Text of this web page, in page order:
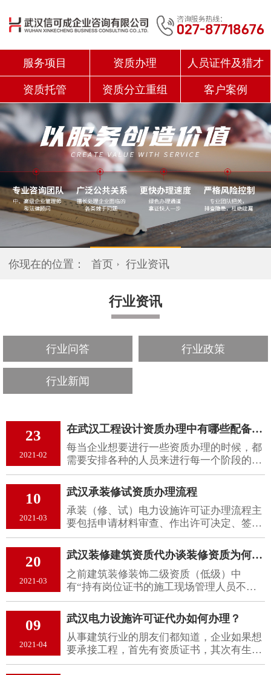
服务项目 资质办理 人员证件及猎才
资质托管 资质分立重组 客户案例
你现在的位置： 首页 行业资讯
行业资讯
行业问答 行业政策
行业新闻
23
2021-02
在武汉工程设计资质办理中有哪些配备人员?
每当企业想要进行一些资质办理的时候，都
需要安排各种的人员来进行每一个阶段的操
作，而这些操作人员都是具有一定资历的人
员，他们会将自己负责的部分较好的完成
好，接下来我们就来看一下在武汉工程设计
资质办理中企业需得具备哪些配备人员。
10
2021-03
武汉承装修试资质办理流程
承装（修、试）电力设施许可证办理流程主
要包括申请材料审查、作出许可决定、签发
许可决定书三个环节。商祺企业管理咨询有
限公司拥有丰富的资源优势和专业团队,为企
业的各种需求提供多元化的资质代办,全程专
员跟进，以好的服务，较快的速度交付所
托。
20
2021-03
武汉装修建筑资质代办谈装修资质为何办理这么难
之前建筑装修装饰二级资质（低级）中
有“持有岗位证书的施工现场管理人员不少
于10人，且施工员、质量员、安全员、材料
员、造价员、劳务员、资料员等人员齐
全”的要求。现在建筑装修装饰二级资质标
准为
09
2021-04
武汉电力设施许可证代办如何办理？
从事建筑行业的朋友们都知道，企业如果想
要承接工程，首先有资质证书，其次有生产
许可证书方可招投标，承接工程